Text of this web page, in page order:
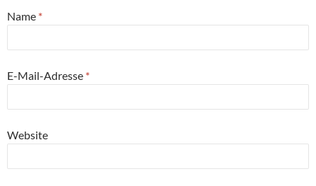
Name *
E-Mail-Adresse *
Website